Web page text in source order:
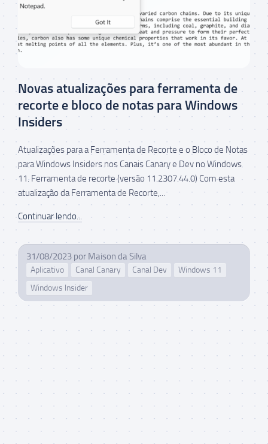
Novas atualizações para ferramenta de
recorte e bloco de notas para Windows
Insiders
Atualizações para a Ferramenta de Recorte e o Bloco de Notas
para Windows Insiders nos Canais Canary e Dev no Windows
11. Ferramenta de recorte (versão 11.2307.44.0) Com esta
atualização da Ferramenta de Recorte,...
Continuar lendo...
31/08/2023 por Maison da Silva
Aplicativo Canal Canary Canal Dev
Windows 11
Windows Insider